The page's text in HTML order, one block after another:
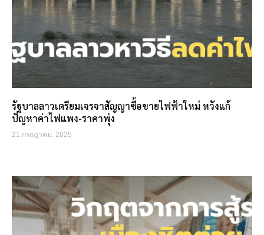
รัฐบาลลาวเตรียมเจรจาสัญญาซื้อขายไฟฟ้าใหม่ หวังแก้
ปัญหาค่าไฟแพง-ราคาพุ่ง
21 กรกฎาคม, 2025